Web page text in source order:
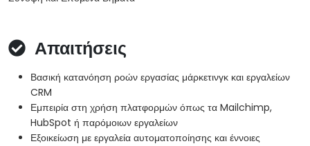
Απαιτήσεις
Βασική κατανόηση ροών εργασίας μάρκετινγκ και εργαλείων
CRM
Εμπειρία στη χρήση πλατφορμών όπως τα Mailchimp,
HubSpot ή παρόμοιων εργαλείων
Εξοικείωση με εργαλεία αυτοματοποίησης και έννοιες